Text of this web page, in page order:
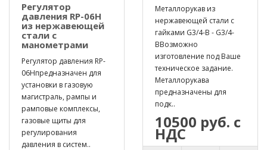
Регулятор
давления RP-06H
из нержавеющей
стали с
манометрами
Регулятор давления RP-
06Hпредназначен для
установки в газовую
магистраль, рампы и
рамповые комплексы,
газовые щиты для
регулирования
давления в систем..
Металлорукав из
нержавеющей стали с
гайками G3/4-B - G3/4-
BВозможно
изготовление под Ваше
техническое задание.
Металлорукава
предназначены для
подк..
10500 руб. с
НДС